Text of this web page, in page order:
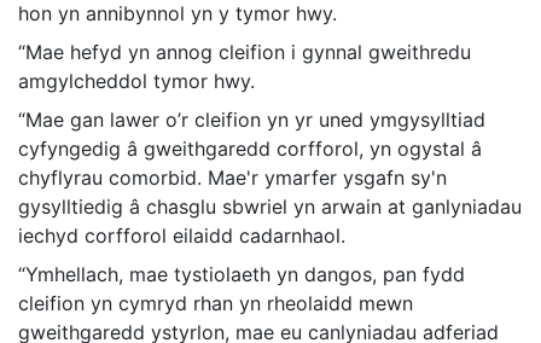
hon yn annibynnol yn y tymor hwy.
“Mae hefyd yn annog cleifion i gynnal gweithredu
amgylcheddol tymor hwy.
“Mae gan lawer o’r cleifion yn yr uned ymgysylltiad
cyfyngedig â gweithgaredd corfforol, yn ogystal â
chyflyrau comorbid. Mae'r ymarfer ysgafn sy'n
gysylltiedig â chasglu sbwriel yn arwain at ganlyniadau
iechyd corfforol eilaidd cadarnhaol.
“Ymhellach, mae tystiolaeth yn dangos, pan fydd
cleifion yn cymryd rhan yn rheolaidd mewn
gweithgaredd ystyrlon, mae eu canlyniadau adferiad